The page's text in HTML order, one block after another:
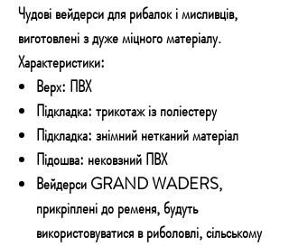
Чудові вейдерси для рибалок і мисливців,
виготовлені з дуже міцного матеріалу.
Характеристики:
Верх: ПВХ
Підкладка: трикотаж із поліестеру
Підкладка: знімний нетканий матеріал
Підошва: нековзний ПВХ
Вейдерси GRAND WADERS,
прикріплені до ременя, будуть
використовуватися в риболовлі, сільському